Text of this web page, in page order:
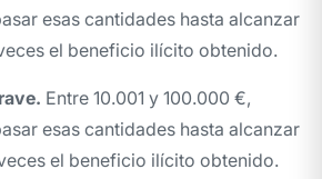
esas cantidades hasta alcanzar
el beneficio ilícito obtenido.
Entre 10.001 y 100.000 €,
esas cantidades hasta alcanzar
el beneficio ilícito obtenido.